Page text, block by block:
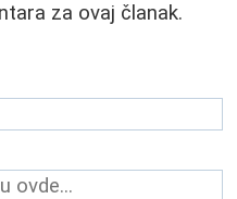
za ovaj članak.